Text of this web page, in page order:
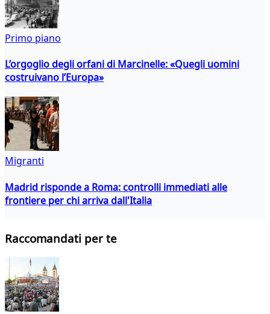
Primo piano
L’orgoglio degli orfani di Marcinelle: «Quegli uomini
costruivano l’Europa»
Migranti
Madrid risponde a Roma: controlli immediati alle
frontiere per chi arriva dall'Italia
Raccomandati per te